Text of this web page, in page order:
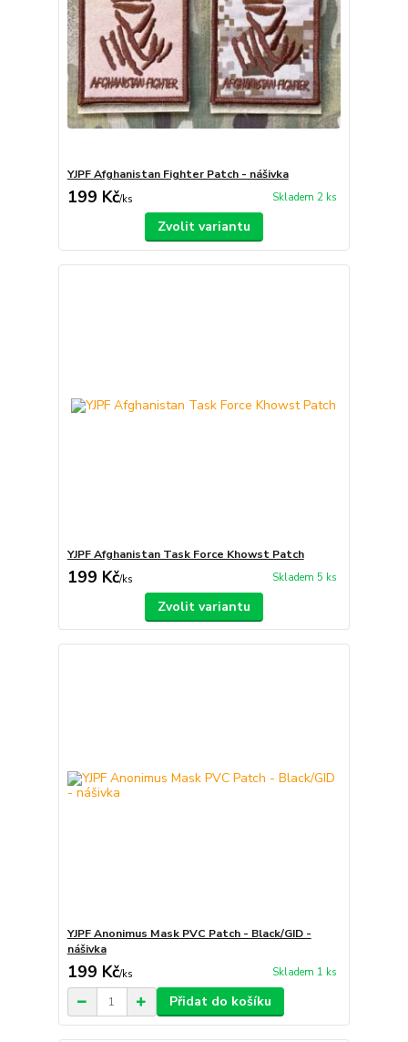
YJPF Afghanistan Fighter Patch - nášivka
199 Kč/ks Skladem 2 ks
Zvolit variantu
YJPF Afghanistan Task Force Khowst Patch
199 Kč/ks Skladem 5 ks
Zvolit variantu
YJPF Anonimus Mask PVC Patch - Black/GID -
nášivka
199 Kč/ks Skladem 1 ks
Přidat do košíku